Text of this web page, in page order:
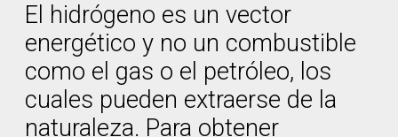
El hidrógeno es un vector
energético y no un combustible
como el gas o el petróleo, los
cuales pueden extraerse de la
naturaleza. Para obtener